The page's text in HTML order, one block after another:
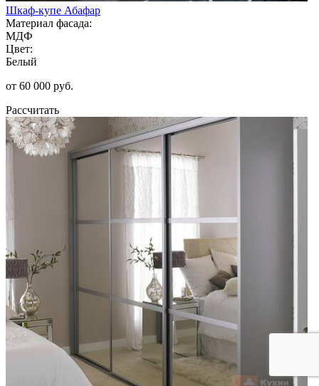
Шкаф-купе Абафар
Материал фасада:
МДФ
Цвет:
Белый
от 60 000 руб.
Рассчитать